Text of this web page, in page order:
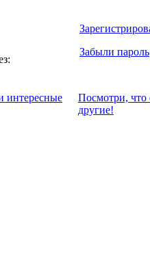
Забыли пароль
интересные
Посмотри, что
другие!